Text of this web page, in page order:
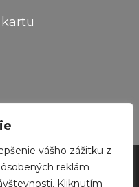
vášho zážitku z
reklám
Kliknutím
2024